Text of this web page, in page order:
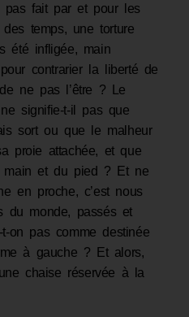
pas fait par et pour les
temps, une torture
été infligée, main
contrarier la liberté de
ne pas l’être ? Le
ne signifie-t-il pas que
sort ou que le malheur
proie attachée, et que
main et du pied ? Et ne
en proche, c’est nous
du monde, passés et
on pas comme destinée
à gauche ? Et alors,
chaise réservée à la